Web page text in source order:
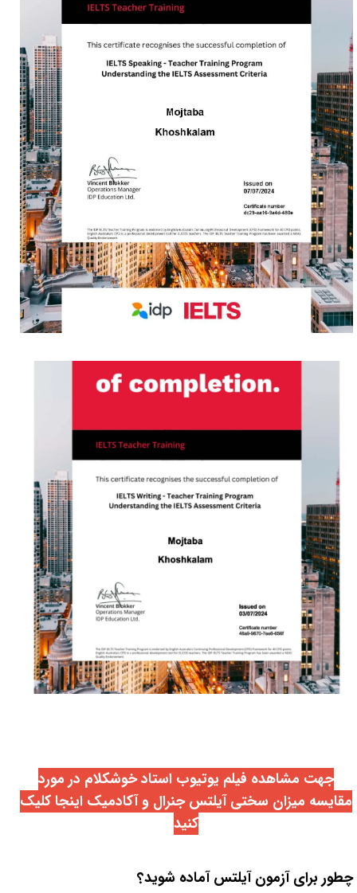
جهت مشاهده فیلم یوتیوب استاد خوشکلام در مورد
مقایسه میزان سختی آیلتس جنرال و آکادمیک اینجا کلیک
کنید
چطور برای آزمون آیلتس آماده شوید؟